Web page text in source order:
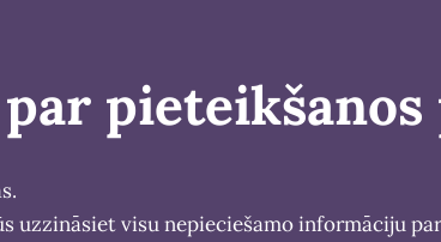
uzzināsiet visu nepieciešamo informāciju